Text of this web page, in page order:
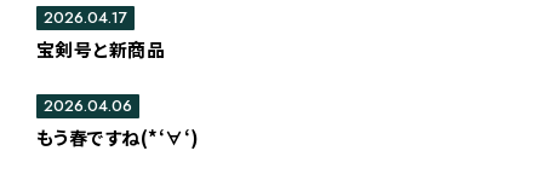
宝剣号と新商品
2026.04.17
もう春ですね(*‘∀‘)
2026.04.06